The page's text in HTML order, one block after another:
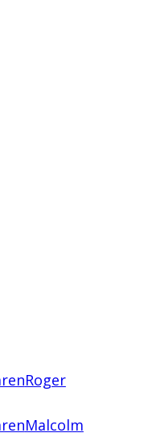
Roger
Malcolm